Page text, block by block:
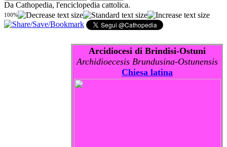
Da Cathopedia, l'enciclopedia cattolica.
100%
Arcidiocesi di Brindisi-Ostuni
Archidioecesis Brundusina-Ostunensis
Chiesa latina